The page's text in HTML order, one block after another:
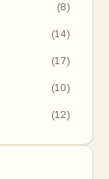
(8)
(14)
(17)
(10)
(12)